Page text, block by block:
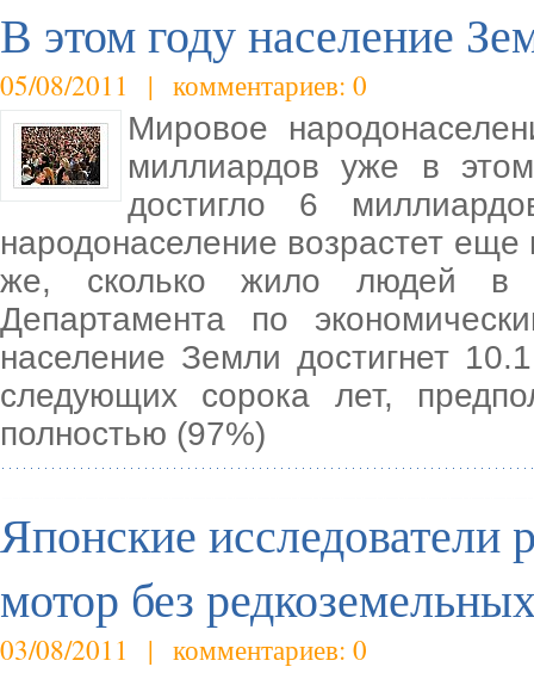
В этом году население
05/08/2011 | комментариев: 0
Мировое
миллиардов уже в
достигло 6
народонаселение возрастет
же, сколько жило людей в
Департамента по
население Земли достигнет
следующих сорока лет,
полностью (97%)
Японские исследователи
мотор без
03/08/2011 | комментариев: 0